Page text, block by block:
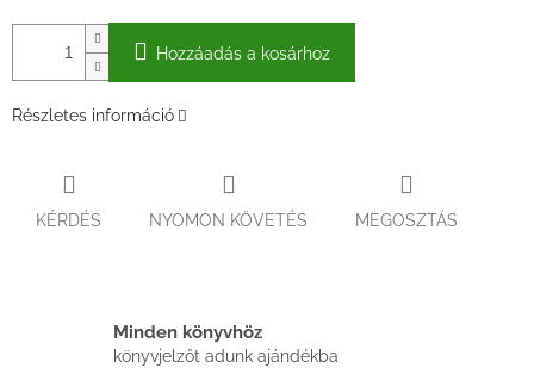
Hozzáadás a kosárhoz
Részletes információ
KÉRDÉS NYOMON KÖVETÉS MEGOSZTÁS
Minden könyvhöz
könyvjelzőt adunk ajándékba